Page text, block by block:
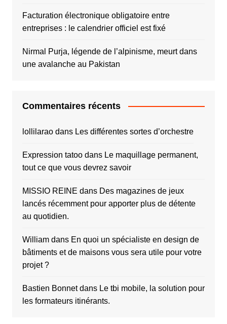
Facturation électronique obligatoire entre
entreprises : le calendrier officiel est fixé
Nirmal Purja, légende de l’alpinisme, meurt dans
une avalanche au Pakistan
Commentaires récents
lollilaraodans Les différentes sortes d’orchestre
Expression tatoodans Le maquillage permanent,
tout ce que vous devrez savoir
MISSIO REINE dans Des magazines de jeux
lancés récemment pour apporter plus de détente
au quotidien.
Williamdans En quoi un spécialiste en design de
bâtiments et de maisons vous sera utile pour votre
projet ?
Bastien Bonnetdans Le tbi mobile, la solution pour
les formateurs itinérants.